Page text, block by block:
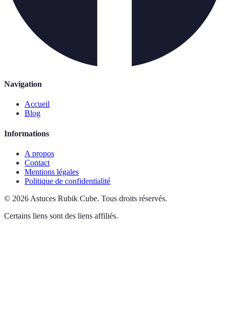
Navigation
Accueil
Blog
Informations
A propos
Contact
Mentions légales
Politique de confidentialité
© 2026 Astuces Rubik Cube. Tous droits réservés.
Certains liens sont des liens affiliés.